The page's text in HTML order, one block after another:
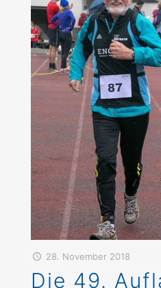
28. November 2018
Die 49.